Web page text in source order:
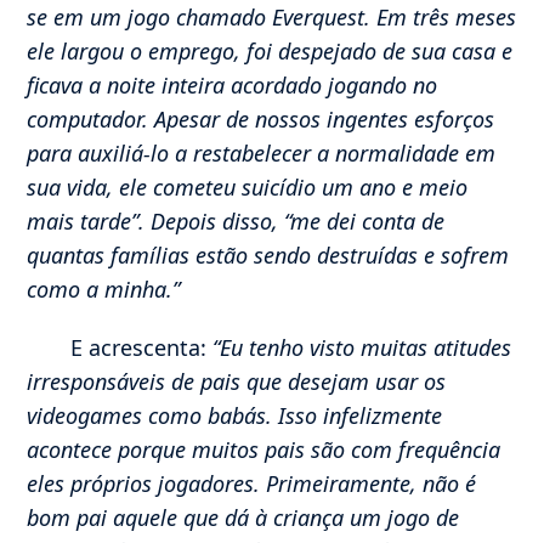
se em um jogo chamadoEverquest. Em três meses
ele largou o emprego, foi despejado de sua casa e
ficava a noite inteira acordado jogando no
computador. Apesar de nossos ingentes esforços
para auxiliá-lo a restabelecer a normalidade em
sua vida, ele cometeu suicídio um ano e meio
mais tarde”. Depois disso, “me dei conta de
quantas famílias estão sendo destruídas e sofrem
como a minha.”
E acrescenta: “Eu tenho visto muitas atitudes
irresponsáveis de pais que desejam usar os
videogames como babás. Isso infelizmente
acontece porque muitos pais são com frequência
eles próprios jogadores. Primeiramente, não é
bom pai aquele que dá à criança um jogo de